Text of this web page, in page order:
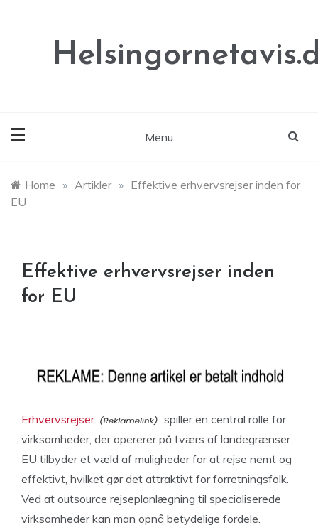
Menu
Home » Artikler » Effektive erhvervsrejser inden for
EU
Effektive erhvervsrejser inden
for EU
Erhvervsrejser
spiller en central rolle for
virksomheder, der opererer på tværs af landegrænser.
EU tilbyder et væld af muligheder for at rejse nemt og
effektivt, hvilket gør det attraktivt for forretningsfolk.
Ved at outsource rejseplanlægning til specialiserede
virksomheder kan man opnå betydelige fordele.